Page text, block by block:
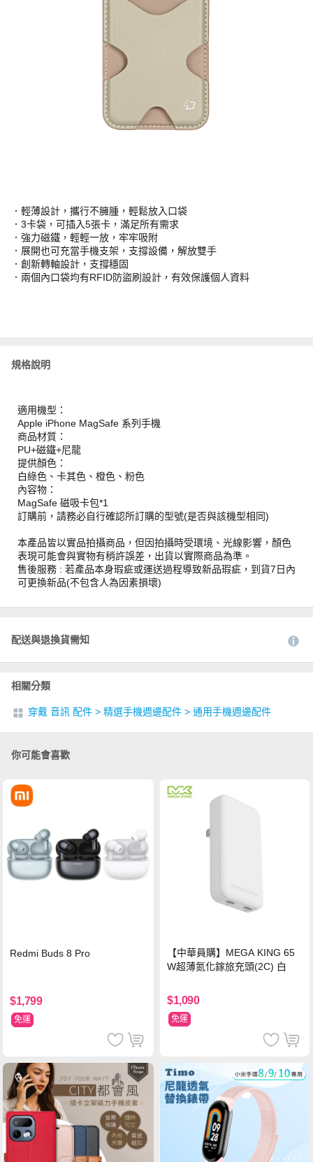
．輕薄設計，攜行不臃腫，輕鬆放入口袋
．3卡袋，可插入5張卡，滿足所有需求
．強力磁鐵，輕輕一放，牢牢吸附
．展開也可充當手機支架，支撐設備，解放雙手
．創新轉軸設計，支撐穩固
．兩個內口袋均有RFID防盜刷設計，有效保護個人資料
規格說明
適用機型：
Apple iPhone MagSafe 系列手機
商品材質：
PU+磁鐵+尼龍
提供顏色：
白綠色、卡其色、橙色、粉色
內容物：
MagSafe 磁吸卡包*1
訂購前，請務必自行確認所訂購的型號(是否與該機型相同)
本產品皆以實品拍攝商品，但因拍攝時受環境、光線影響，顏色
表現可能會與實物有稍許誤差，出貨以實際商品為準。
售後服務 : 若產品本身瑕疵或運送過程導致新品瑕疵，到貨7日內
可更換新品(不包含人為因素損壞)
配送與退換貨需知
相關分類
穿戴 音訊 配件 > 精選手機週邊配件 > 通用手機週邊配件
你可能會喜歡
Redmi Buds 8 Pro
$1,799
免運
【中華員購】MEGA KING 65
W超薄氮化鎵旅充頭(2C) 白
$1,090
免運